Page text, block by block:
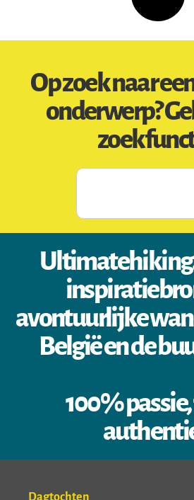
Op zoek naar
onderwerp?
avontuurlijke
België en de
100%
Dagtochten